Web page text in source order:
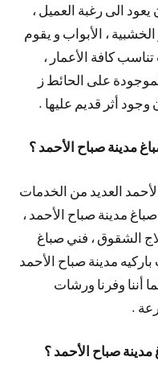
يعود الى رغبة العميل ،
الخشبية ، الأبواب و يقوم
كافة الأعمار ،
على الحائط ز
وجود أثر قديم عليها .
مدينة صباح الأحمد ؟
العديد من الخدمات
مدينة صباح الأحمد ،
الشقوق ، فني صباغ
مدينة صباح الأحمد
أننا وفرنا ورشات
.
صباح الأحمد ؟